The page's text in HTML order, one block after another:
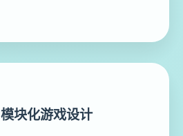
模块化游戏设计